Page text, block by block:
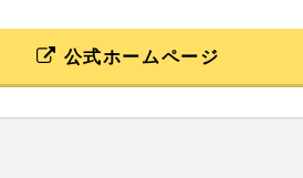
公式ホームページ